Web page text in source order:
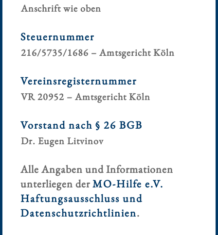
Anschrift wie oben
Steuernummer
216/5735/1686 – Amtsgericht Köln
Vereinsregisternummer
VR 20952 – Amtsgericht Köln
Vorstand nach § 26 BGB
Dr. Eugen Litvinov
Alle Angaben und Informationen
unterliegen derMO-Hilfe e.V.
Haftungsausschluss und
Datenschutzrichtlinien.